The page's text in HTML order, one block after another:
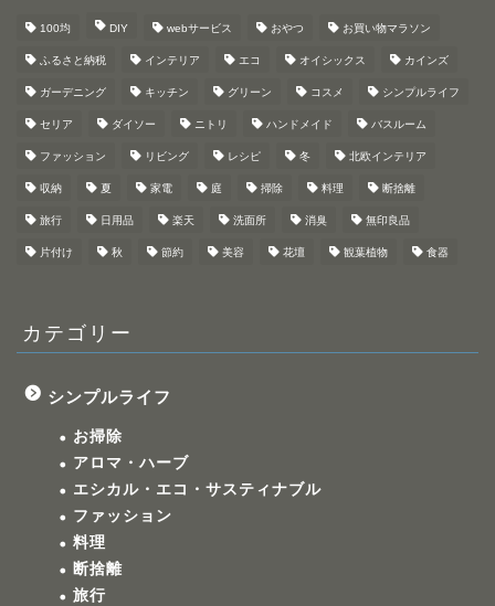
100均 DIY webサービス おやつ お買い物マラソン
ふるさと納税 インテリア エコ オイシックス カインズ
ガーデニング キッチン グリーン コスメ シンプルライフ
セリア ダイソー ニトリ ハンドメイド バスルーム
ファッション リビング レシピ 冬 北欧インテリア
収納 夏 家電 庭 掃除 料理 断捨離
旅行 日用品 楽天 洗面所 消臭 無印良品
片付け 秋 節約 美容 花壇 観葉植物 食器
カテゴリー
シンプルライフ
お掃除
アロマ・ハーブ
エシカル・エコ・サスティナブル
ファッション
料理
断捨離
旅行